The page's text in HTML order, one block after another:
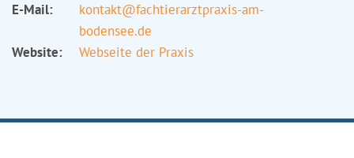
E-Mail:
kontakt@fachtierarztpraxis-am-
bodensee.de
Website:
Webseite der Praxis